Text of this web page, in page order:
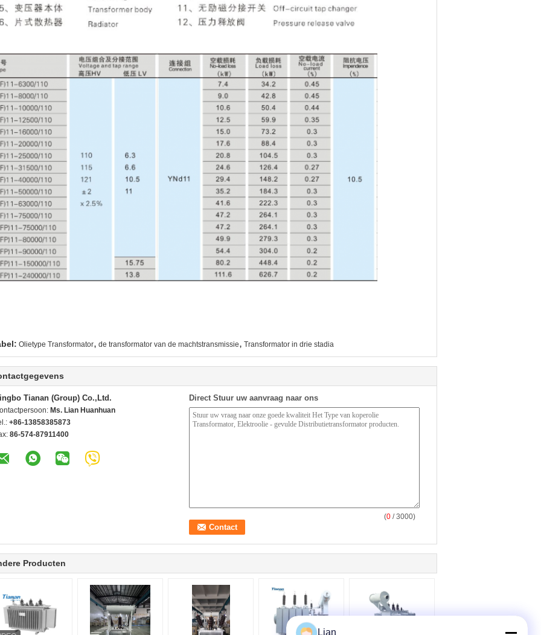
Olietype Transformator, de transformator van de machtstransmissie, Transformator in drie stadia
Tianan (Group) Co.,Ltd.
Ms. Lian Huanhuan
+86-13858385873
86-574-87911400
Direct Stuur uw aanvraag naar ons
(0 / 3000)
Producten
Lian